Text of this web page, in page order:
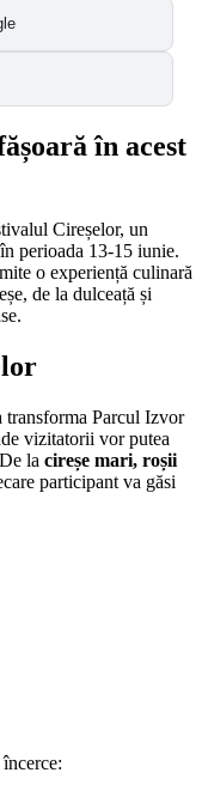
în acest
Cireșelor, un
perioada 13-15 iunie.
o experiență culinară
de la dulceață și
transforma Parcul Izvor
vizitatorii vor putea
la cireșe mari, roșii
participant va găsi